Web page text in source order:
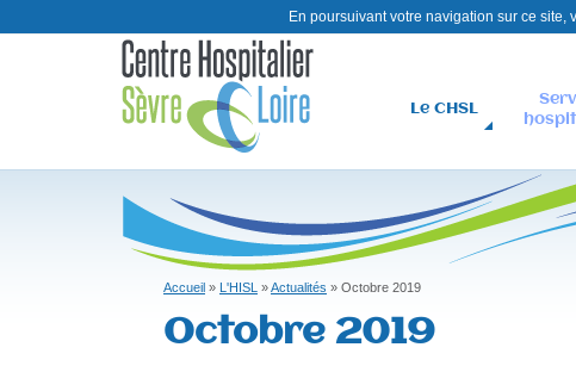
C
H
S
Le CHSL
êtes
Accueil » L'HISL »Actualités » Octobre 2019
Octobre 2019
En poursuivant votre navigation sur ce